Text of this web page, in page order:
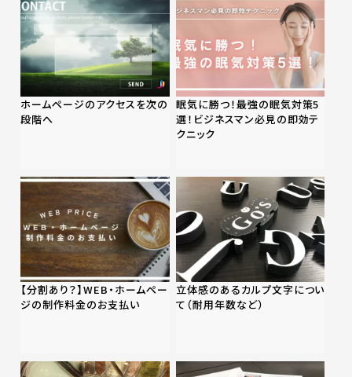
ホームページのアクセスを次の
段階へ
眠気に勝つ！最強の眠気対策5
選！ビジネスマン必見の即効テ
クニック
【分割あり？】WEB・ホームペー
ジの制作料金のお支払い
立体感のあるカルプ文字につい
て（耐用年数など）